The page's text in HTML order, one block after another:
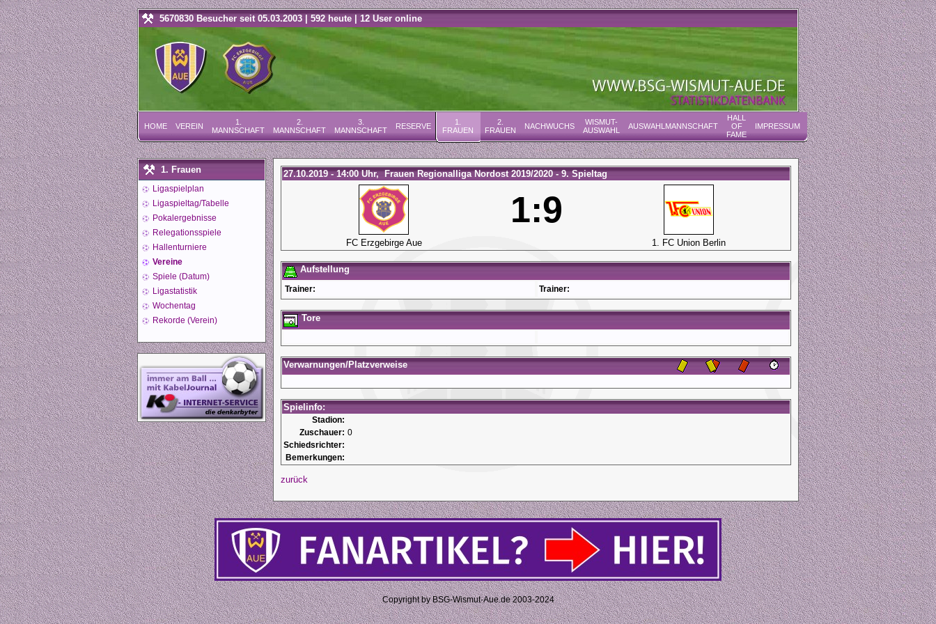
5670830 Besucher seit 05.03.2003 | 592 heute | 12 User online
HOME VEREIN
1.
MANNSCHAFT
2.
MANNSCHAFT
3.
MANNSCHAFT
RESERVE
1.
FRAUEN
2.
FRAUEN
NACHWUCHS
WISMUT-
AUSWAHL
AUSWAHLMANNSCHAFT
HALL
OF
FAME
IMPRESSUM
1. Frauen
Ligaspielplan
Ligaspieltag/Tabelle
Pokalergebnisse
Relegationsspiele
Hallenturniere
Vereine
Spiele (Datum)
Ligastatistik
Wochentag
Rekorde (Verein)
27.10.2019 - 14:00 Uhr, Frauen Regionalliga Nordost 2019/2020 - 9. Spieltag
1:9
FC Erzgebirge Aue 1. FC Union Berlin
Aufstellung
Trainer: Trainer:
Tore
Verwarnungen/Platzverweise
Spielinfo:
Stadion:
Zuschauer: 0
Schiedsrichter:
Bemerkungen:
zurück
Copyright by BSG-Wismut-Aue.de 2003-2024